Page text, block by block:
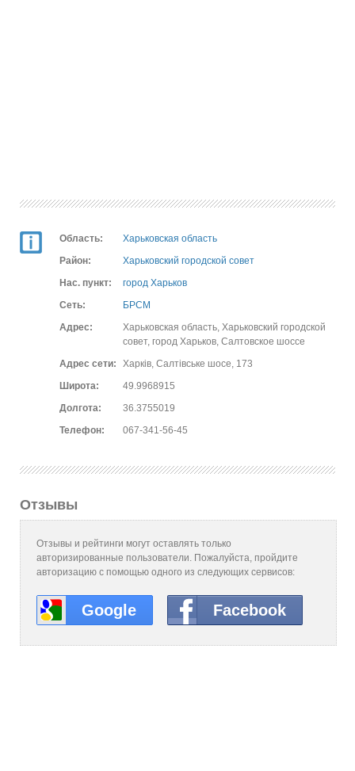
Область:
Харьковская область
Район:
Харьковский городской совет
Нас. пункт:
город Харьков
Сеть:
БРСМ
Адрес:
Харьковская область, Харьковский городской
совет, город Харьков, Салтовское шоссе
Адрес сети:
Харків, Салтівське шосе, 173
Широта:
49.9968915
Долгота:
36.3755019
Телефон:
067-341-56-45
Отзывы
Отзывы и рейтинги могут оставлять только
авторизированные пользователи. Пожалуйста, пройдите
авторизацию с помощью одного из следующих сервисов:
Google Facebook